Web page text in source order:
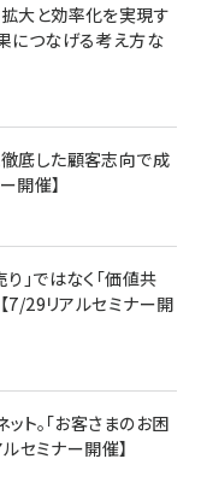
大と効率化を実現す
につなげる考え方な
底した顧客志向で成
開催】
」ではなく「価値共
7/29リアルセミナー開
ト。「お客さまのお困
セミナー開催】